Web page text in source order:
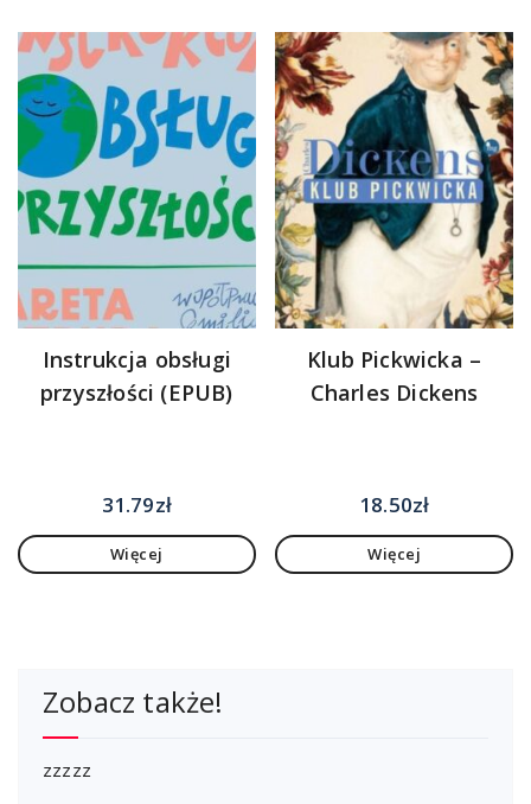
Instrukcja obsługi
przyszłości (EPUB)
31.79zł
Więcej
Klub Pickwicka –
Charles Dickens
18.50zł
Więcej
Zobacz także!
zzzzz